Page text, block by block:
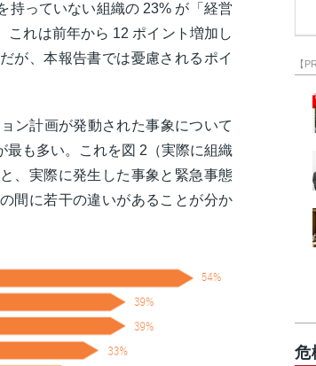
持っていない組織の 23% が「経営
これは前年から 12 ポイント増加し
が、本報告書では憂慮されるポイ
ン計画が発動された事象について
も多い。これを図 2（実際に組織
、実際に発生した事象と緊急事態
間に若干の違いがあることが分か
【
危